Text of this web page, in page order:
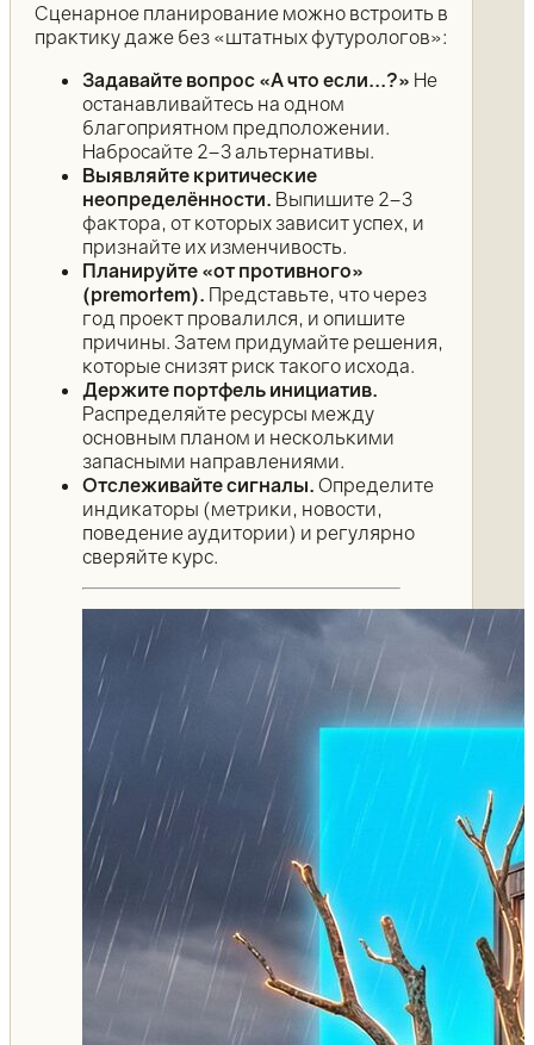
Сценарное планирование можно встроить в
практику даже без «штатных футурологов»:
Задавайте вопрос «А что если...?» Не
останавливайтесь на одном
благоприятном предположении.
Набросайте 2–3 альтернативы.
Выявляйте критические
неопределённости. Выпишите 2–3
фактора, от которых зависит успех, и
признайте их изменчивость.
Планируйте «от противного»
(premortem). Представьте, что через
год проект провалился, и опишите
причины. Затем придумайте решения,
которые снизят риск такого исхода.
Держите портфель инициатив.
Распределяйте ресурсы между
основным планом и несколькими
запасными направлениями.
Отслеживайте сигналы. Определите
индикаторы (метрики, новости,
поведение аудитории) и регулярно
сверяйте курс.